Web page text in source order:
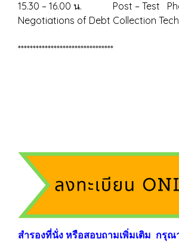
15.30 – 16.00 น. Post – Test
Negotiations of Debt Collection
********************************
สำรองที่นั่ง หรือสอบถามเพิ่มเติม กรุณ